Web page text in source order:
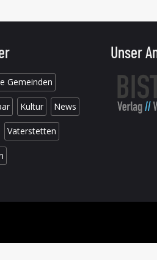
Gemeinden
Kultur News
Vaterstetten
Unser